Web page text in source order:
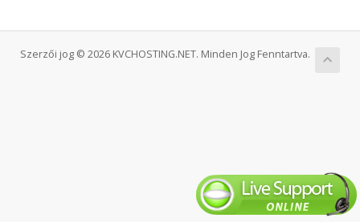
Szerzői jog © 2026 KVCHOSTING.NET. Minden Jog Fenntartva.